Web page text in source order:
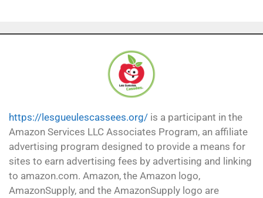
https://lesgueulescassees.org/ is a participant in the
Amazon Services LLC Associates Program, an affiliate
advertising program designed to provide a means for
sites to earn advertising fees by advertising and linking
to amazon.com. Amazon, the Amazon logo,
AmazonSupply, and the AmazonSupply logo are